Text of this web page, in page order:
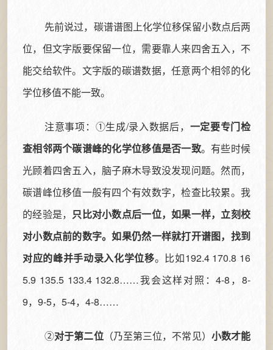
先前说过，碳谱谱图上化学位移保留小数点后两
位，但文字版要保留一位，需要靠人来四舍五入，不
能交给软件。文字版的碳谱数据，任意两个相邻的化
学位移值不能一致。
注意事项：①生成/录入数据后， 一定要专门检
查相邻两个碳谱峰的化学位移值是否一致。有些时候
光顾着四舍五入，脑子麻木导致没发现问题。然而，
碳谱峰位移值一般有四个有效数字，检查比较累。我
的经验是， 只比对小数点后一位，如果一样，立刻校
对小数点前的数字。如果仍然一样就打开谱图，找到
对应的峰并手动录入化学位移。比如192.4 170.8 16
5.9 135.5 133.4 132.8……我会这样对照：4-8，8-
9，9-5，5-4，4-8……
②对于第二位（乃至第三位，不常见） 小数才能